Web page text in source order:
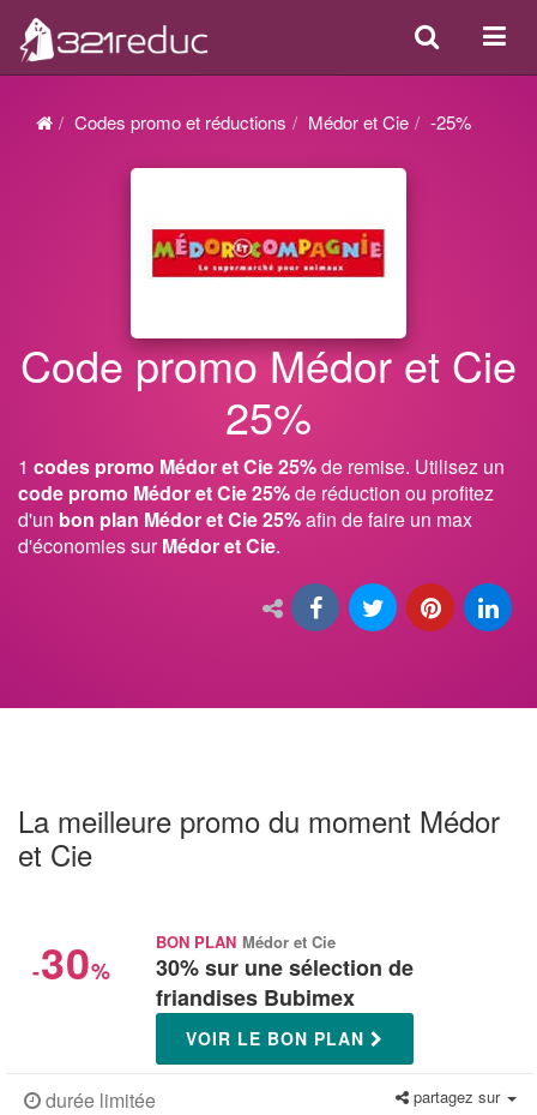
ou
Search
Codes promo et réductions Médor et Cie -25%
Code promo Médor et Cie
25%
1 codes promo Médor et Cie 25%de remise. Utilisez un
code promo Médor et Cie 25%de réduction ou profitez
d'un bon plan Médor et Cie 25%afin de faire un max
d'économies surMédor et Cie.
La meilleure promo du moment Médor
et Cie
-30%
BON PLAN Médor et Cie
30% sur une sélection de
friandises Bubimex
VOIR LE BON PLAN
durée limitée partagez sur